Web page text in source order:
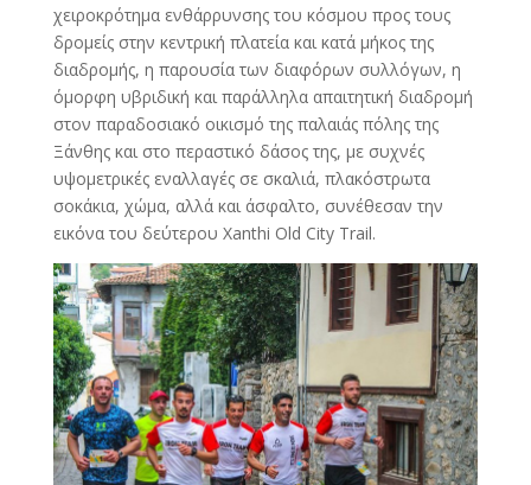
χειροκρότημα ενθάρρυνσης του κόσμου προς τους
δρομείς στην κεντρική πλατεία και κατά μήκος της
διαδρομής, η παρουσία των διαφόρων συλλόγων, η
όμορφη υβριδική και παράλληλα απαιτητική διαδρομή
στον παραδοσιακό οικισμό της παλαιάς πόλης της
Ξάνθης και στο περαστικό δάσος της, με συχνές
υψομετρικές εναλλαγές σε σκαλιά, πλακόστρωτα
σοκάκια, χώμα, αλλά και άσφαλτο, συνέθεσαν την
εικόνα του δεύτερου Xanthi Old City Trail.